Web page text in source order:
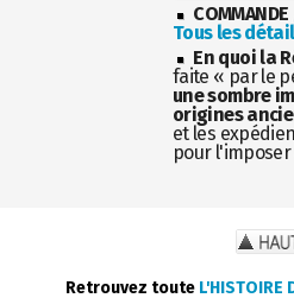
Tous les
En quoi la
faite « par le
une sombre
origines
et les
pour
Retrouvez toute L'HISTOIRE